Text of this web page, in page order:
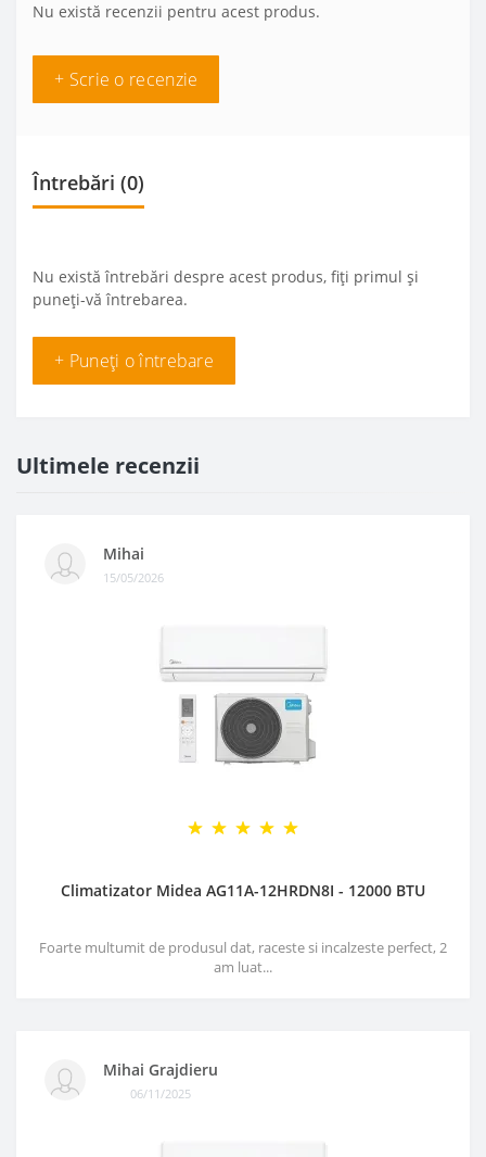
Nu există recenzii pentru acest produs.
+ Scrie o recenzie
Întrebări (0)
Nu există întrebări despre acest produs, fiți primul și
puneți-vă întrebarea.
+ Puneți o întrebare
Ultimele recenzii
Mihai
15/05/2026
Climatizator Midea AG11A-12HRDN8I - 12000 BTU
Foarte multumit de produsul dat, raceste si incalzeste perfect, 2
am luat...
Mihai Grajdieru
06/11/2025